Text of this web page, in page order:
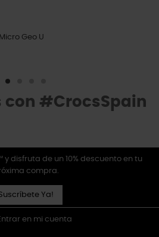
Geo U
con #CrocsSpain
y disfruta de un 10% descuento en tu
compra.
Ya!
en mi cuenta